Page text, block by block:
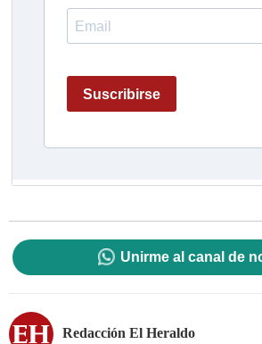
Unirme al canal de
Redacción El Heraldo